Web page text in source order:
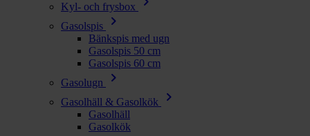
Kyl- och frysbox
Gasolspis chevron_right
Bänkspis med ugn
Gasolspis 50 cm
Gasolspis 60 cm
Gasolugn
chevron_right
Gasolhäll & Gasolkök chevron_right
Gasolhäll
Gasolkök